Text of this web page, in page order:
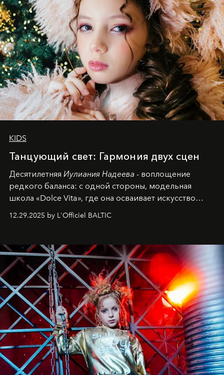
KIDS
Танцующий свет: Гармония двух сцен
Десятилетняя Иулиания Надеева - воплощение
редкого баланса: с одной стороны, модельная
школа «Dolce Vita», где она осваивает искусство
позы и образа, с другой - подготовительная
балетная студия при хореографическом училище,
танцевального пути за плечами.
12.29.2025 by L'Officiel BALTIC